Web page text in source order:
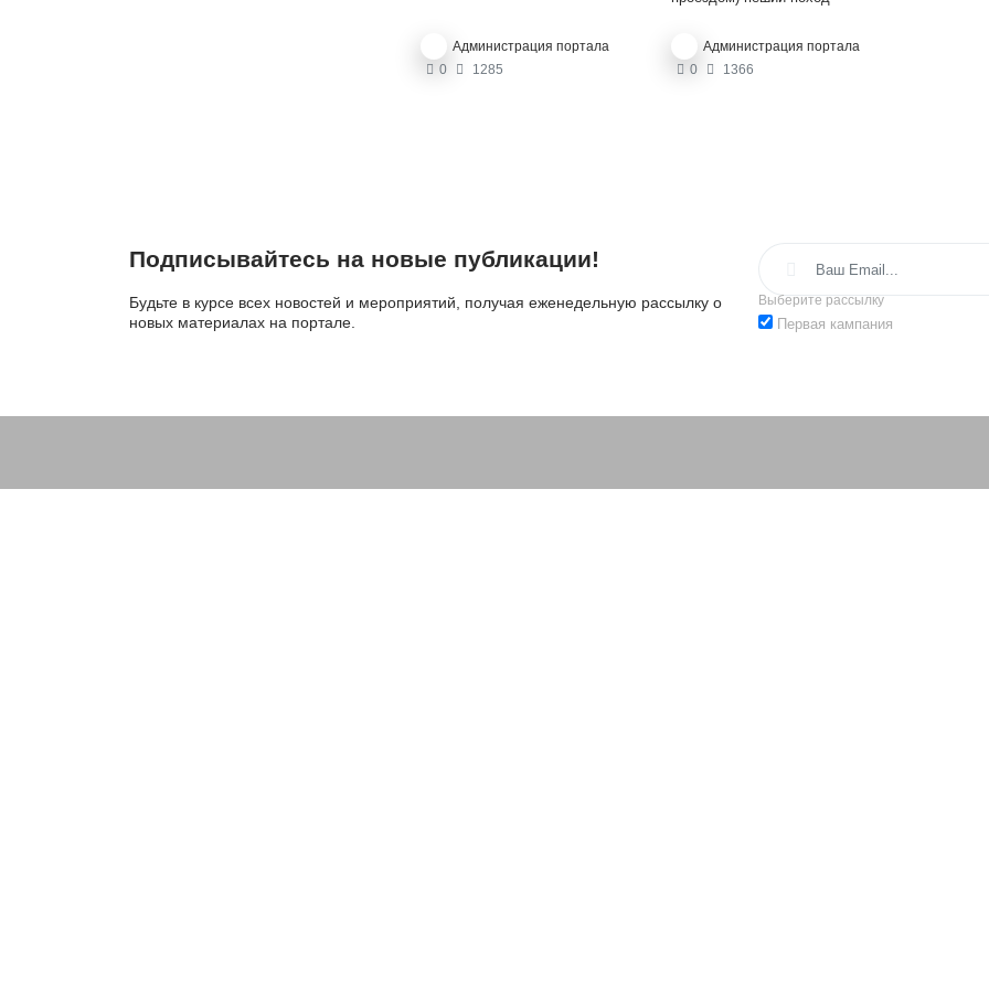
Администрация портала
0
1285
с.Тихонькая – о. Тальмень –
о.Дарашколь - с.Тюнгур. Пишите:
Администрация портала
0
1366
Подписывайтесь на новые публикации!
Будьте в курсе всех новостей и мероприятий, получая еженедельную рассылку о
новых материалах на портале.
Выберите рассылку
Первая кампания